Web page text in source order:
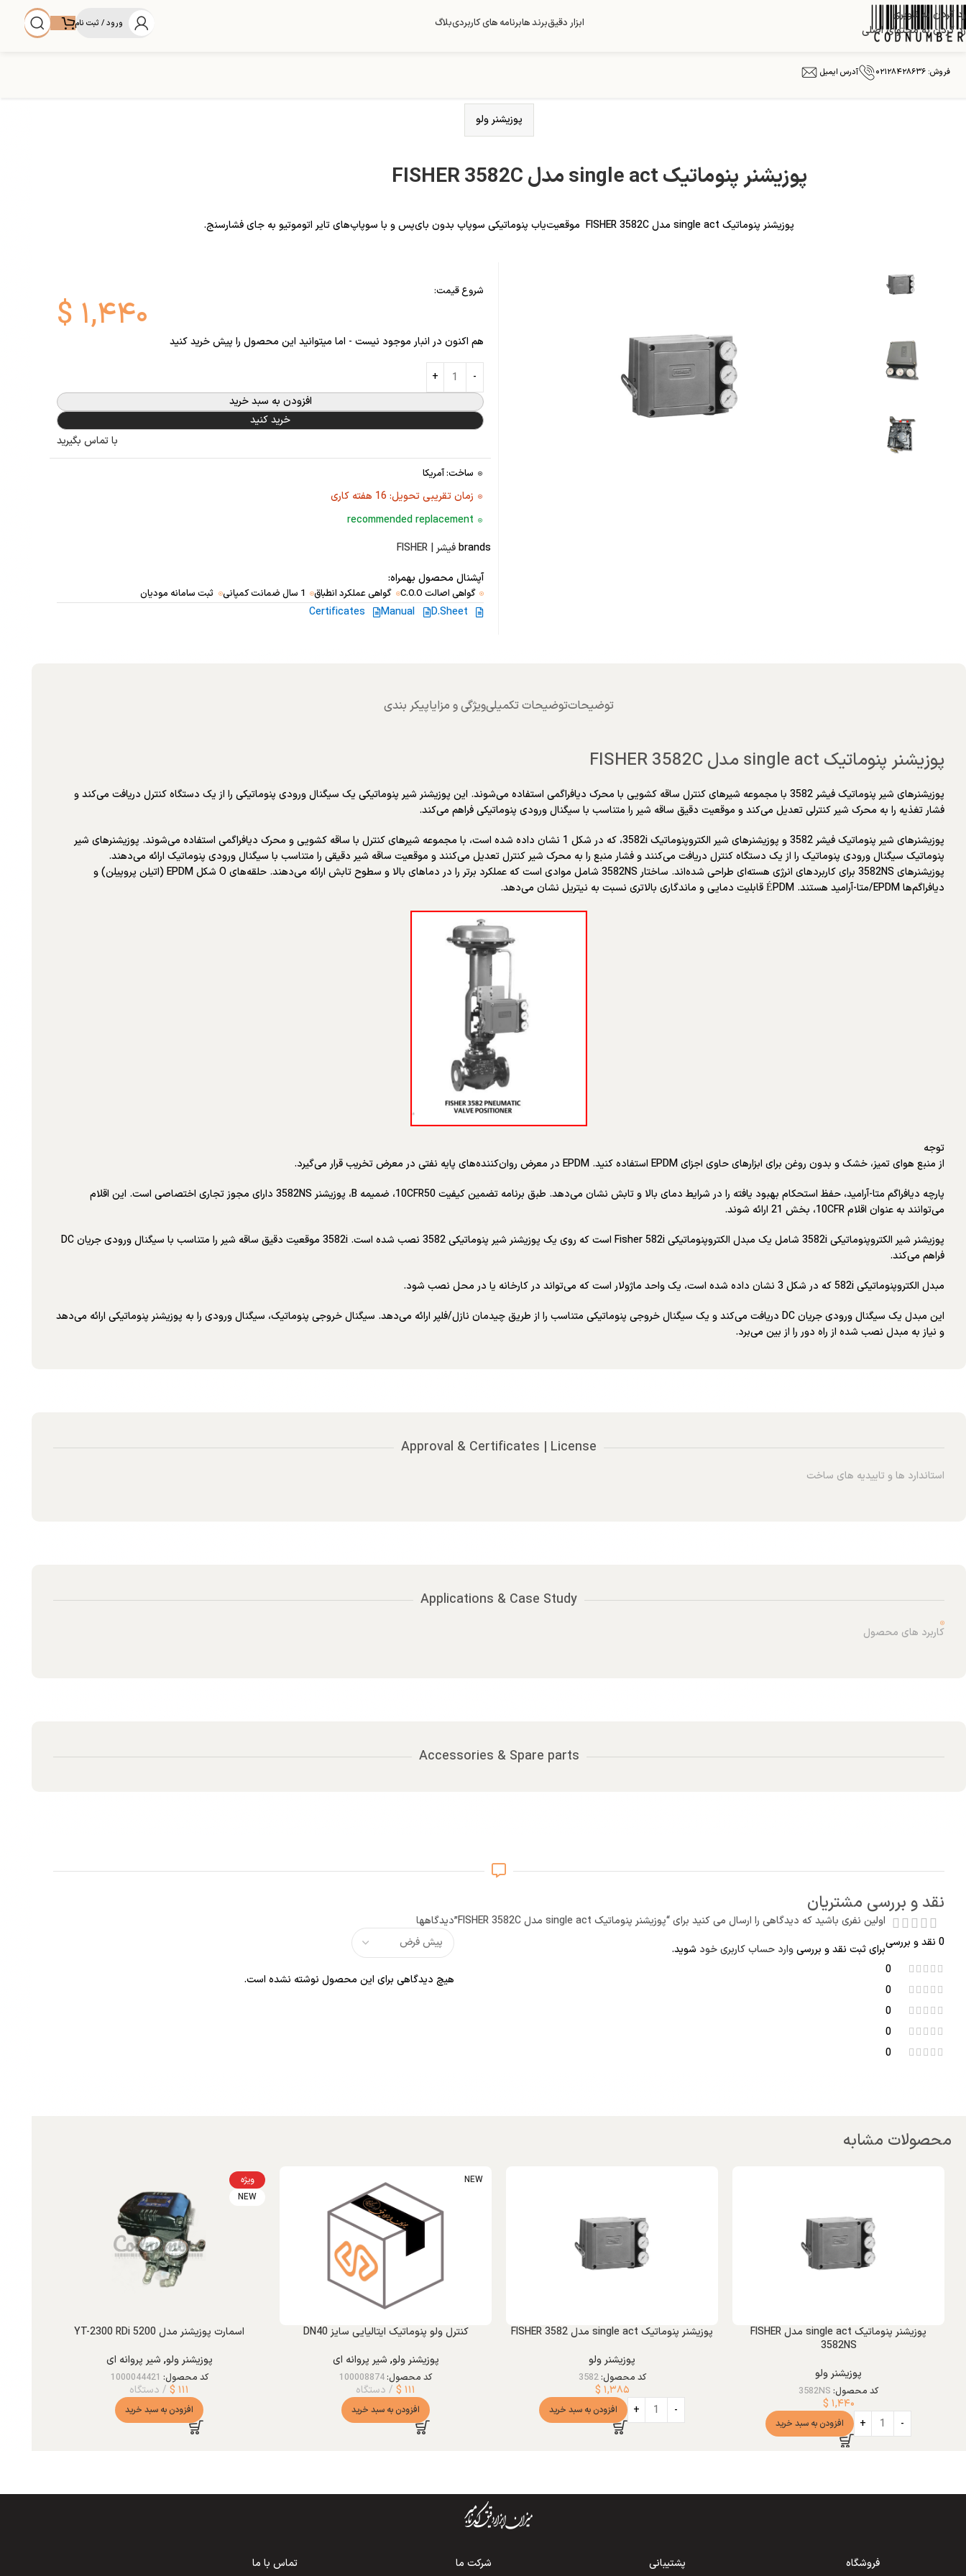
رد کردن به ناوبری
رد کردن به محتوای اصلی
ابزار دقیقبرند هابرنامه های کاربردیبلاگ ورود / ثبت نام
فروش: ۰۲۱۲۸۴۲۸۶۳۶ آدرس ایمیل
پوزیشنر ولو
پوزیشنر پنوماتیک single act مدل FISHER 3582C
پوزیشنر پنوماتیک single act مدل FISHER 3582C موقعیت‌یاب پنوماتیکی سوپاپ بدون بای‌پس و با سوپاپ‌های تایر اتوموتیو به جای فشارسنج.
شروع قیمت:
$ ۱,۴۴۰
هم اکنون در انبار موجود نیست - اما میتوانید این محصول را پیش خرید کنید
افزودن به سبد خرید
خرید کنید
با تماس بگیرید
ساخت: آمریکا
زمان تقریبی تحویل: 16 هفته کاری
recommended replacement
brandsفیشر | FISHER
آپشنال محصول بهمراه:
گواهی اصالت C.O.O گواهی عملکرد انطباق 1 سال ضمانت کمپانی ثبت سامانه مودیان
D.Sheet
Manual
Certificates
توضیحاتتوضیحات تکمیلیویژگی و مزایاپیکر بندی
پوزیشنر پنوماتیک single act مدل FISHER 3582C
پوزیشنرهای شیر پنوماتیک فیشر 3582 با مجموعه شیرهای کنترل ساقه کشویی با محرک دیافراگمی استفاده می‌شوند. این پوزیشنر شیر پنوماتیکی یک سیگنال ورودی پنوماتیکی را از یک دستگاه کنترل دریافت می‌کند و
فشار تغذیه را به محرک شیر کنترلی تعدیل می‌کند و موقعیت دقیق ساقه شیر را متناسب با سیگنال ورودی پنوماتیکی فراهم می‌کند.
پوزیشنرهای شیر پنوماتیک فیشر 3582 و پوزیشنرهای شیر الکتروپنوماتیک 3582i، که در شکل 1 نشان داده شده است، با مجموعه شیرهای کنترل با ساقه کشویی و محرک دیافراگمی استفاده می‌شوند. پوزیشنرهای شیر
پنوماتیک سیگنال ورودی پنوماتیک را از یک دستگاه کنترل دریافت می‌کنند و فشار منبع را به محرک شیر کنترل تعدیل می‌کنند و موقعیت ساقه شیر دقیقی را متناسب با سیگنال ورودی پنوماتیک ارائه می‌دهند.
پوزیشنرهای 3582NS برای کاربردهای انرژی هسته‌ای طراحی شده‌اند. ساختار 3582NS شامل موادی است که عملکرد برتر را در دماهای بالا و سطوح تابش ارائه می‌دهند. حلقه‌های O شکل EPDM (اتیلن پروپیلن) و
دیافراگم‌ها EPDM/متا-آرامید هستند. ÉPDM قابلیت دمایی و ماندگاری بالاتری نسبت به نیتریل نشان می‌دهد.
توجه
از منبع هوای تمیز، خشک و بدون روغن برای ابزارهای حاوی اجزای EPDM استفاده کنید. EPDM در معرض روان‌کننده‌های پایه نفتی در معرض تخریب قرار می‌گیرد.
پارچه دیافراگم متا-آرامید، حفظ استحکام بهبود یافته را در شرایط دمای بالا و تابش نشان می‌دهد. طبق برنامه تضمین کیفیت 10CFR50، ضمیمه B، پوزیشنر 3582NS دارای مجوز تجاری اختصاصی است. این اقلام
می‌توانند به عنوان اقلام 10CFR، بخش 21 ارائه شوند.
پوزیشنر شیر الکتروپنوماتیکی 3582i شامل یک مبدل الکتروپنوماتیکی Fisher 582i است که روی یک پوزیشنر شیر پنوماتیکی 3582 نصب شده است. 3582i موقعیت دقیق ساقه شیر را متناسب با سیگنال ورودی جریان DC
فراهم می‌کند.
مبدل الکتروپنوماتیکی 582i که در شکل 3 نشان داده شده است، یک واحد ماژولار است که می‌تواند در کارخانه یا در محل نصب شود.
این مبدل یک سیگنال ورودی جریان DC دریافت می‌کند و یک سیگنال خروجی پنوماتیکی متناسب را از طریق چیدمان نازل/فلپر ارائه می‌دهد. سیگنال خروجی پنوماتیک، سیگنال ورودی را به پوزیشنر پنوماتیکی ارائه می‌دهد
و نیاز به مبدل نصب شده از راه دور را از بین می‌برد.
Approval & Certificates | License
استاندارد ها و تاییدیه های ساخت
Applications & Case Study
کاربرد های محصول
Accessories & Spare parts
نقد و بررسی مشتریان
0 نقد و بررسی
0
0
0
0
0
دیدگاهها
هیچ دیدگاهی برای این محصول نوشته نشده است.
اولین نفری باشید که دیدگاهی را ارسال می کنید برای “پوزیشنر پنوماتیک single act مدل FISHER 3582C”
برای ثبت نقد و بررسیوارد حساب کاربری خود شوید.
محصولات مشابه
پوزیشنر پنوماتیک single act مدل FISHER
3582NS
پوزیشنر ولو
کد محصول: 3582NS
$ ۱,۴۴۰
افزودن به سبد خرید
پوزیشنر پنوماتیک single act مدل FISHER 3582
پوزیشنر ولو
کد محصول:3582
$ ۱,۳۸۵
افزودن به سبد خرید
NEW
کنترل ولو پنوماتیک ایتالیایی سایز DN40
پوزیشنر ولو, شیر پروانه ای
کد محصول:100008874
$ ۱۱۱ دستگاه
افزودن به سبد خرید
ویژه
NEW
اسمارت پوزیشنر مدل YT-2300 RDi 5200
پوزیشنر ولو, شیر پروانه ای
کد محصول: 1000044421
$ ۱۱۱ دستگاه
افزودن به سبد خرید
فروشگاه پشتیبانی شرکت ما تماس با ما